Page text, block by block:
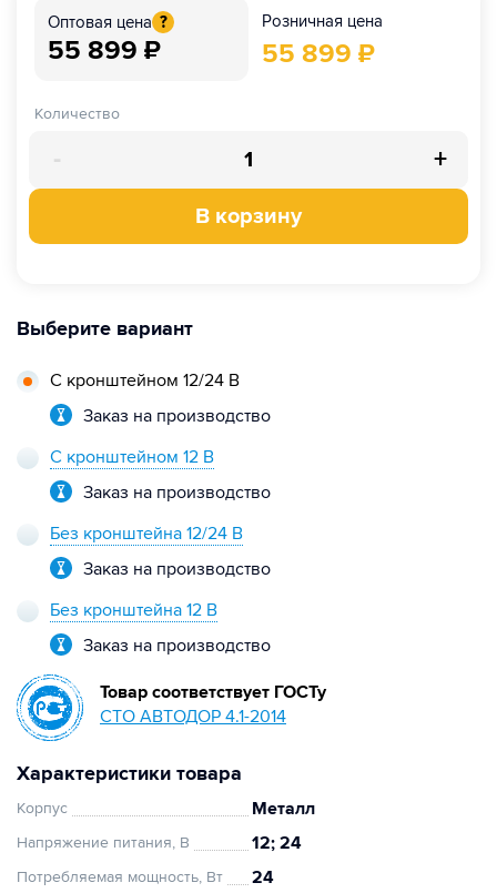
Оптовая цена ?
55 899 ₽
Розничная цена
55 899 ₽
Количество
- +
В корзину
Выберите вариант
С кронштейном 12/24 В
Заказ на производство
С кронштейном 12 В
Заказ на производство
Без кронштейна 12/24 В
Заказ на производство
Без кронштейна 12 В
Заказ на производство
Товар соответствует ГОСТу
СТО АВТОДОР 4.1-2014
Характеристики товара
Корпус Металл
Напряжение питания, В 12; 24
Потребляемая мощность, Вт 24